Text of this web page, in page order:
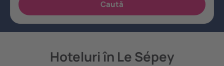
Hoteluri în Le Sépey